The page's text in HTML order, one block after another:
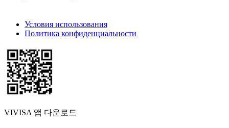
Условия использования
Политика конфиденциальности
VIVISA 앱 다운로드